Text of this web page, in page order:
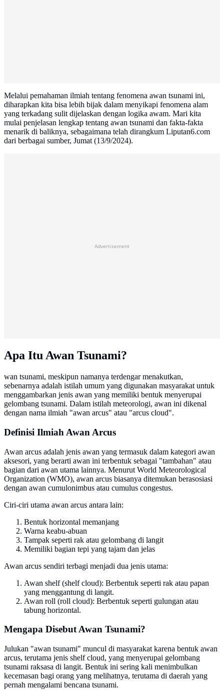
Melalui pemahaman ilmiah tentang fenomena awan tsunami ini,
diharapkan kita bisa lebih bijak dalam menyikapi fenomena alam
yang terkadang sulit dijelaskan dengan logika awam. Mari kita
mulai penjelasan lengkap tentang awan tsunami dan fakta-fakta
menarik di baliknya, sebagaimana telah dirangkum Liputan6.com
dari berbagai sumber, Jumat (13/9/2024).
Advertisement
Apa Itu Awan Tsunami?
wan tsunami, meskipun namanya terdengar menakutkan,
sebenarnya adalah istilah umum yang digunakan masyarakat untuk
menggambarkan jenis awan yang memiliki bentuk menyerupai
gelombang tsunami. Dalam istilah meteorologi, awan ini dikenal
dengan nama ilmiah "awan arcus" atau "arcus cloud".
Definisi Ilmiah Awan Arcus
Awan arcus adalah jenis awan yang termasuk dalam kategori awan
aksesori, yang berarti awan ini terbentuk sebagai "tambahan" atau
bagian dari awan utama lainnya. Menurut World Meteorological
Organization (WMO), awan arcus biasanya ditemukan berasosiasi
dengan awan cumulonimbus atau cumulus congestus.
Ciri-ciri utama awan arcus antara lain:
Bentuk horizontal memanjang
Warna keabu-abuan
Tampak seperti rak atau gelombang di langit
Memiliki bagian tepi yang tajam dan jelas
Awan arcus sendiri terbagi menjadi dua jenis utama:
Awan shelf (shelf cloud): Berbentuk seperti rak atau papan
yang menggantung di langit.
Awan roll (roll cloud): Berbentuk seperti gulungan atau
tabung horizontal.
Mengapa Disebut Awan Tsunami?
Julukan "awan tsunami" muncul di masyarakat karena bentuk awan
arcus, terutama jenis shelf cloud, yang menyerupai gelombang
tsunami raksasa di langit. Bentuk ini sering kali menimbulkan
kecemasan bagi orang yang melihatnya, terutama di daerah yang
pernah mengalami bencana tsunami.